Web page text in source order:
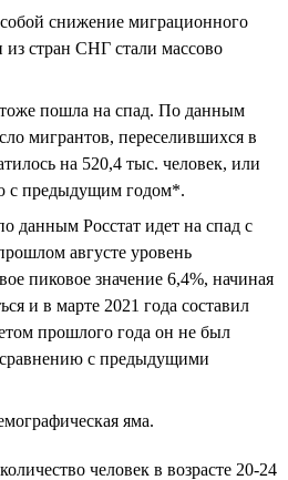
снижение миграционного
стран СНГ стали массово
пошла на спад. По данным
мигрантов, переселившихся в
на 520,4 тыс. человек, или
с предыдущим годом*.
данным Росстат идет на спад с
августе уровень
пиковое значение 6,4%, начиная
и в марте 2021 года составил
прошлого года он не был
с предыдущими
яма.
человек в возрасте 20-24